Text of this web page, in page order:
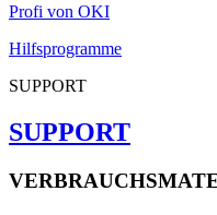
Profi von OKI
Hilfsprogramme
SUPPORT
SUPPORT